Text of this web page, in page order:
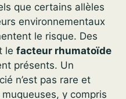
que certains allèles
environnementaux
le risque. Des
le facteur rhumatoïde
présents. Un
n’est pas rare et
y compris